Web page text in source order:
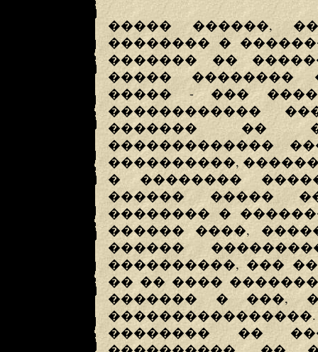
����� ������,
�������� �
������� ��
����� ��������
����� - ���
������������
������� ��
�������������
����������,
� ��������
������ �����
�������� �
������ ����,
������
����������, ���
�� �� ����
������� � ���,
�������� ��